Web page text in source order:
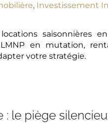
, Investissement
saisonnières
en mutation,
votre stratégie.
le piège